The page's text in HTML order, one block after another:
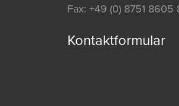
Fax: +49 (0) 8751 8605
Kontaktformular